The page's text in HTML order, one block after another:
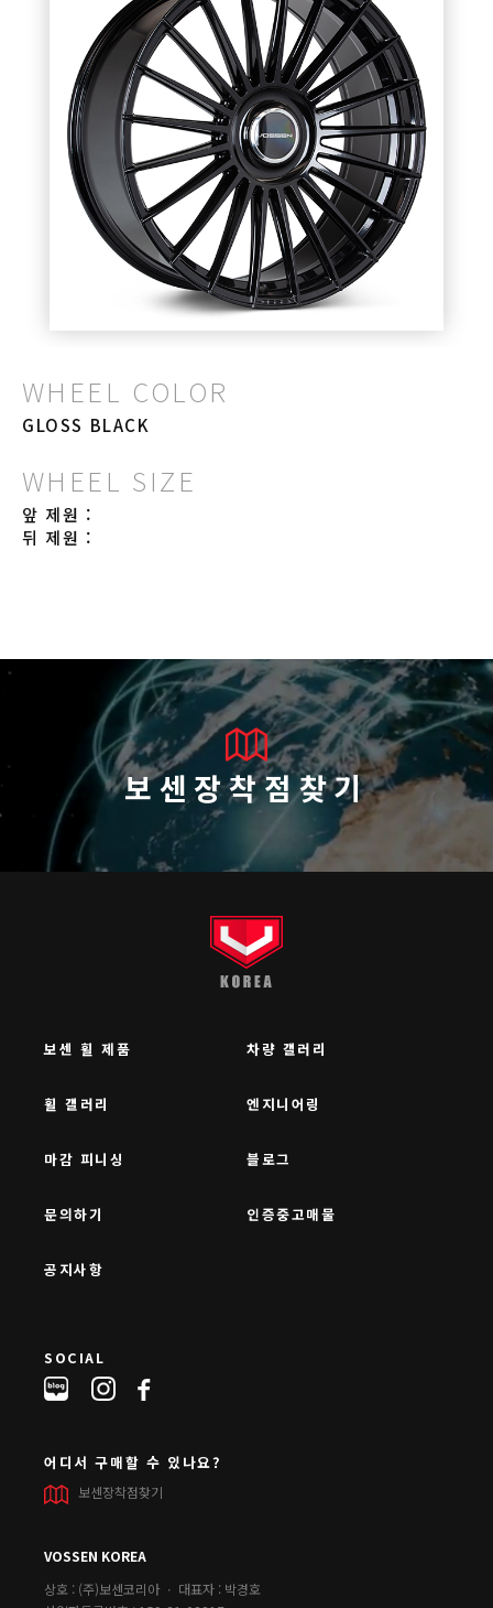
WHEEL COLOR
GLOSS BLACK
WHEEL SIZE
앞 제원 :
뒤 제원 :
보센장착점찾기
보센 휠 제품 차량 갤러리
휠 갤러리 엔지니어링
마감 피니싱 블로그
문의하기 인증중고매물
공지사항
SOCIAL
어디서 구매할 수 있나요?
보센장착점찾기
VOSSEN KOREA
상호 : (주)보센코리아 ㆍ 대표자 : 박경호